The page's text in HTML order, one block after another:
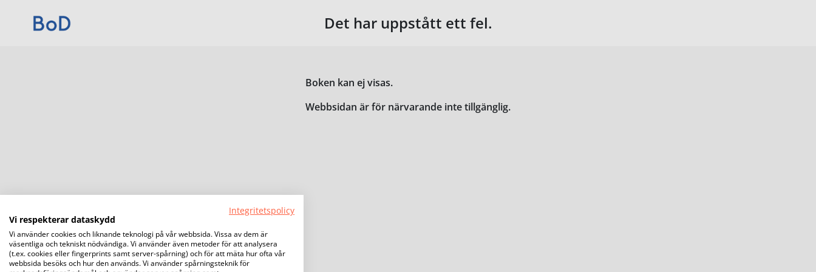
Det har uppstått ett fel.
Boken kan ej visas.
Webbsidan är för närvarande inte tillgänglig.
Integritetspolicy
Vi respekterar dataskydd
Vi använder cookies och liknande teknologi på vår webbsida. Vissa av dem är
väsentliga och tekniskt nödvändiga. Vi använder även metoder för att analysera
(t.ex. cookies eller fingerprints samt server-spårning) och för att mäta hur ofta vår
webbsida besöks och hur den används. Vi använder spårningsteknik för